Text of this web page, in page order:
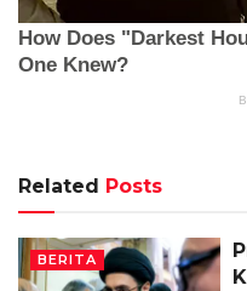
Related Posts
BERITA